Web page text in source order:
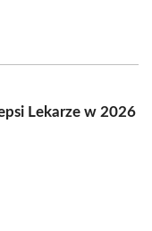
Lekarze w 2026